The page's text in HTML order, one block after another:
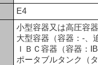
E4
小型容器又は高圧容
大型容器（容器：-、
ＩＢＣ容器（容器：
ポータブルタンク（